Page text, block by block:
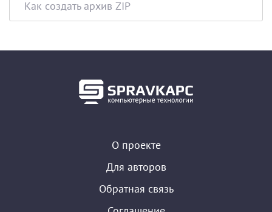
Как создать архив ZIP
О проекте
Для авторов
Обратная связь